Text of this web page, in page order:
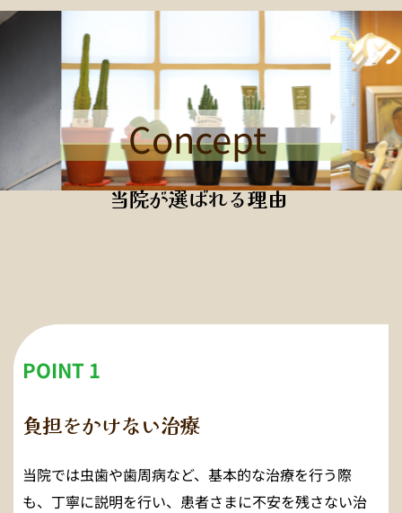
Concept
当院が選ばれる理由
POINT 1
負担をかけない治療
当院では虫歯や歯周病など、基本的な治療を行う際
も、丁寧に説明を行い、患者さまに不安を残さない治